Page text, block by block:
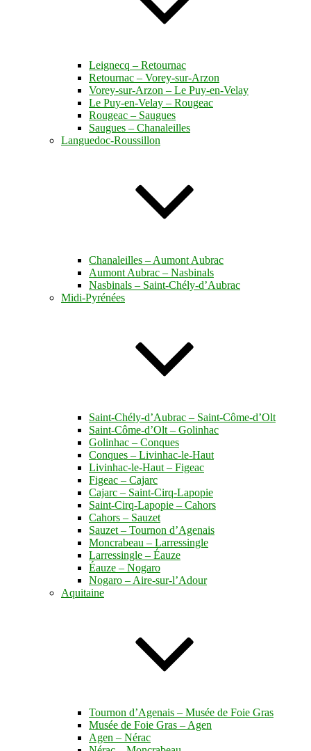
Leignecq – Retournac
Retournac – Vorey-sur-Arzon
Vorey-sur-Arzon – Le Puy-en-Velay
Le Puy-en-Velay – Rougeac
Rougeac – Saugues
Saugues – Chanaleilles
Languedoc-Roussillon
Chanaleilles – Aumont Aubrac
Aumont Aubrac – Nasbinals
Nasbinals – Saint-Chély-d’Aubrac
Midi-Pyrénées
Saint-Chély-d’Aubrac – Saint-Côme-d’Olt
Saint-Côme-d’Olt – Golinhac
Golinhac – Conques
Conques – Livinhac-le-Haut
Livinhac-le-Haut – Figeac
Figeac – Cajarc
Cajarc – Saint-Cirq-Lapopie
Saint-Cirq-Lapopie – Cahors
Cahors – Sauzet
Sauzet – Tournon d’Agenais
Moncrabeau – Larressingle
Larressingle – Éauze
Éauze – Nogaro
Nogaro – Aire-sur-l’Adour
Aquitaine
Tournon d’Agenais – Musée de Foie Gras
Musée de Foie Gras – Agen
Agen – Nérac